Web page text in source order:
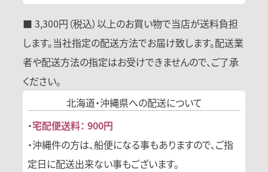
■ 3,300円（税込）以上のお買い物で当店が送料負担
します。当社指定の配送方法でお届け致します。配送業
者や配送方法の指定はお受けできませんので、ご了承
ください。
北海道・沖縄県への配送について
・宅配便送料： 900円
・沖縄件の方は、船便になる事もありますので、ご指
定日に配送出来ない事もございます。